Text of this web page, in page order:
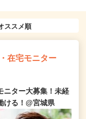
在宅モニター
ニター大募集！未経
ける！@宮城県